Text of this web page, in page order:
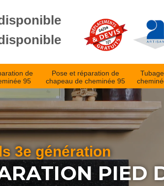
de
95
Pose et réparation de
chapeau de cheminée 95
3e génération
PIED